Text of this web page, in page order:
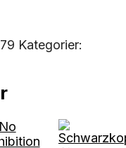
Kategorier: